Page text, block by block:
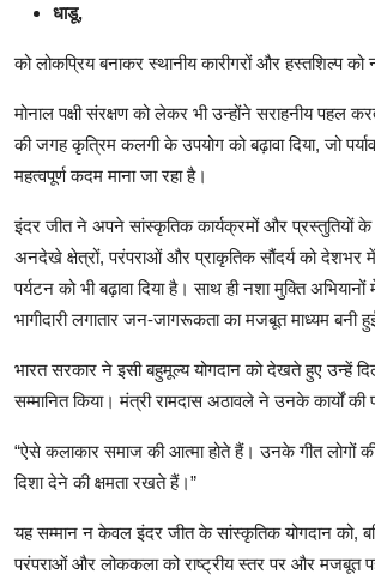
धाडू,
को लोकप्रिय बनाकर स्थानीय कारीगरों और हस्तशिल्प को
मोनाल पक्षी संरक्षण को लेकर भी उन्होंने सराहनीय पहल
की जगह कृत्रिम कलगी के उपयोग को बढ़ावा दिया, जो
महत्वपूर्ण कदम माना जा रहा है।
इंदर जीत ने अपने सांस्कृतिक कार्यक्रमों और प्रस्तुतियों
अनदेखे क्षेत्रों, परंपराओं और प्राकृतिक सौंदर्य को देशभर
पर्यटन को भी बढ़ावा दिया है। साथ ही नशा मुक्ति
भागीदारी लगातार जन-जागरूकता का मजबूत माध्यम बनी
भारत सरकार ने इसी बहुमूल्य योगदान को देखते हुए उन्हें
सम्मानित किया। मंत्री रामदास अठावले ने उनके कार्यों
“ऐसे कलाकार समाज की आत्मा होते हैं। उनके गीत लोगों
दिशा देने की क्षमता रखते हैं।”
यह सम्मान न केवल इंदर जीत के सांस्कृतिक योगदान को,
परंपराओं और लोककला को राष्ट्रीय स्तर पर और मजबूत